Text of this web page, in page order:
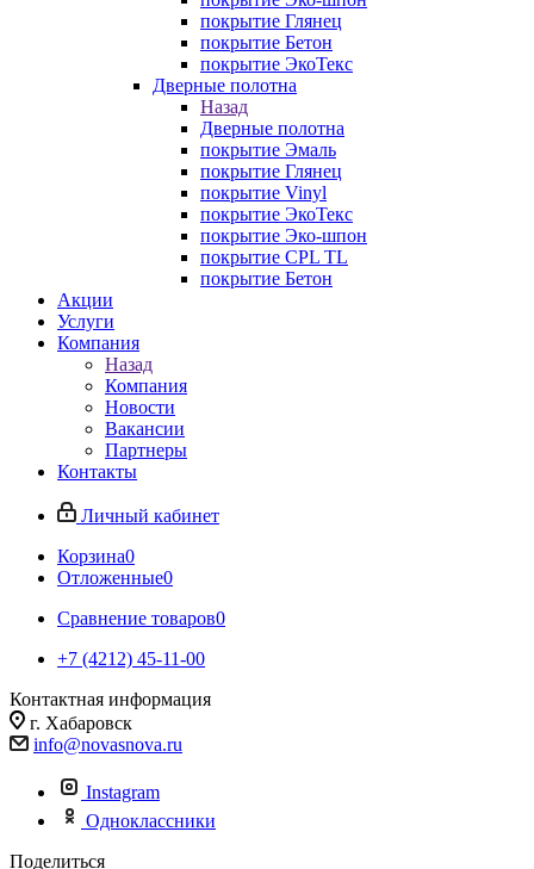
покрытие Глянец
покрытие Бетон
покрытие ЭкоТекс
Дверные полотна
Назад
Дверные полотна
покрытие Эмаль
покрытие Глянец
покрытие Vinyl
покрытие ЭкоТекс
покрытие Эко-шпон
покрытие CPL TL
покрытие Бетон
Акции
Услуги
Компания
Назад
Компания
Новости
Вакансии
Партнеры
Контакты
Личный кабинет
Корзина0
Отложенные0
Сравнение товаров0
+7 (4212) 45-11-00
Контактная информация
г. Хабаровск
info@novasnova.ru
Instagram
Одноклассники
Поделиться